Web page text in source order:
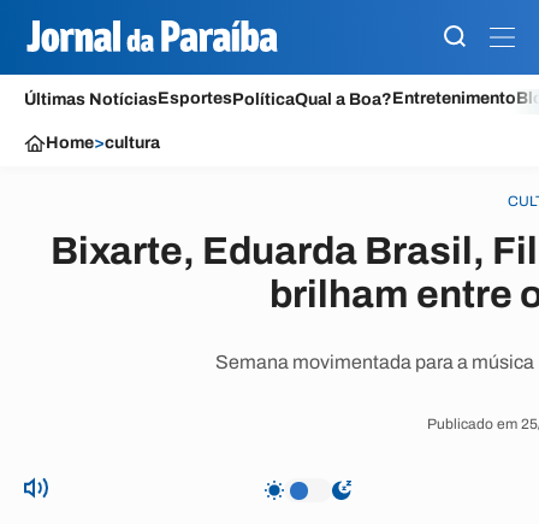
Últimas NotíciasEsportesPolíticaQual a Boa?Entretenimento
Home>cultura
Bixarte, Eduarda Brasil,
brilham entre
Semana movimentada para a
Publicado em